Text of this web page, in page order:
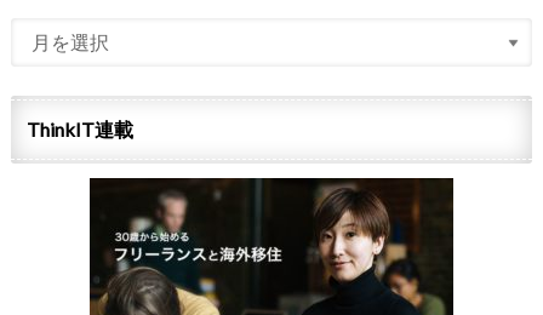
ThinkIT連載